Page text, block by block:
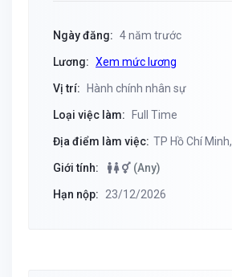
Ngày đăng: 4 năm trước
Lương: Xem mức lương
Vị trí: Hành chính nhân sự
Loại việc làm: Full Time
Địa điểm làm việc: TP Hồ Chí Minh,
Giới tính: (Any)
Hạn nộp: 23/12/2026